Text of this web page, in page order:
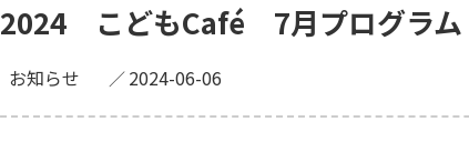
2024 こどもCafé 7月プログラム
お知らせ 2024-06-06